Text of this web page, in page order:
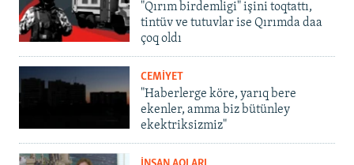
"Qırım birdemligi" işini toqtattı,
tintüv ve tutuvlar ise Qırımda daa
çoq oldı
CEMİYET
"Haberlerge köre, yarıq bere
ekenler, amma biz bütünley
ekektriksizmiz"